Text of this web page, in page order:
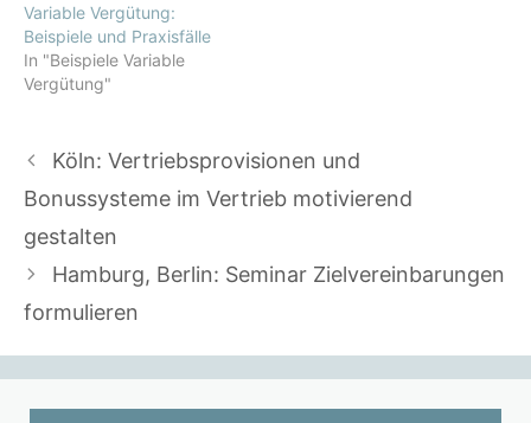
Variable Vergütung:
Beispiele und Praxisfälle
In "Beispiele Variable
Vergütung"
Köln: Vertriebsprovisionen und
Bonussysteme im Vertrieb motivierend
gestalten
Hamburg, Berlin: Seminar Zielvereinbarungen
formulieren